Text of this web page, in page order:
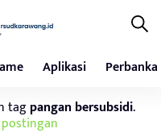
Aplikasi
tagpangan bersubsidi.